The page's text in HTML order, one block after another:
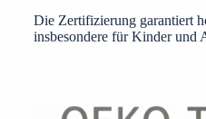
Die Zertifizierung garantiert
insbesondere für Kinder und